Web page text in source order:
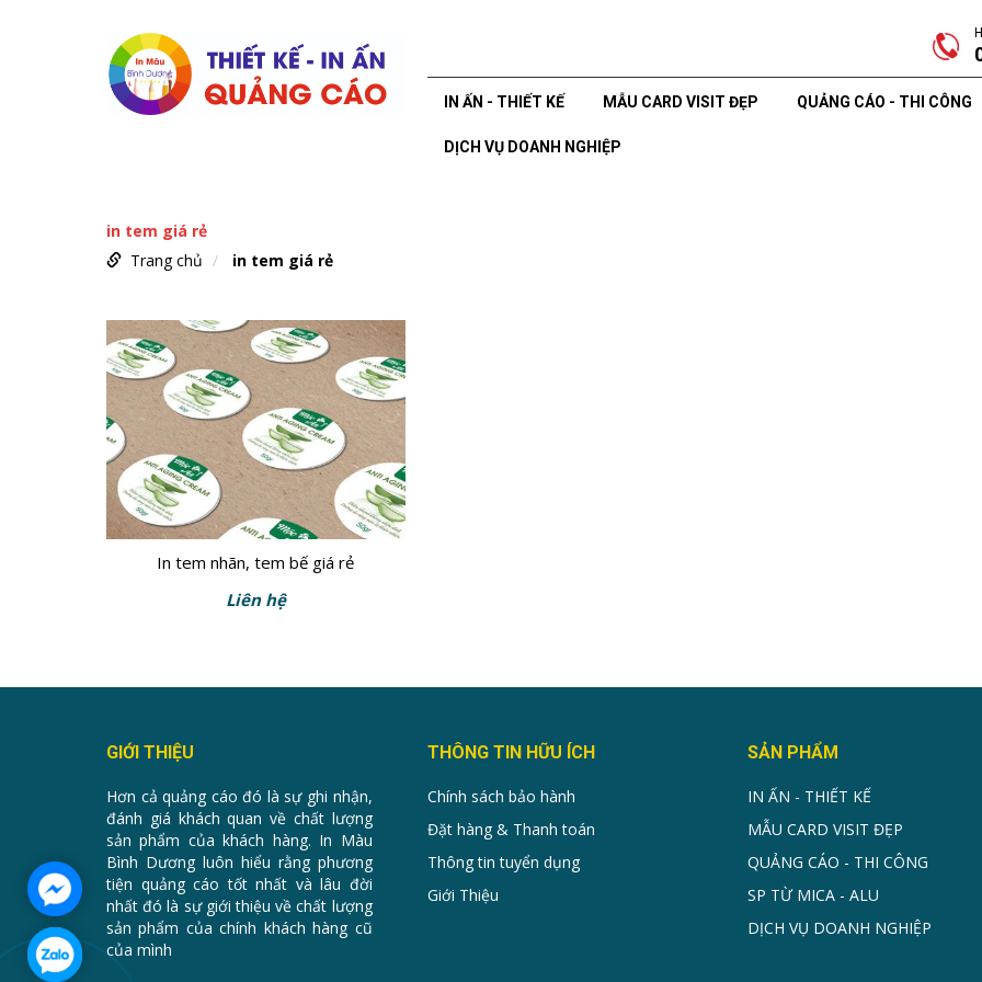
IN ẤN - THIẾT KẾ MẪU CARD VISIT ĐẸP QUẢNG CÁO - THI CÔNG
DỊCH VỤ DOANH NGHIỆP
in tem giá rẻ
Trang chủ
in tem giá rẻ
In tem nhãn, tem bế giá rẻ
Liên hệ
GIỚI THIỆU
Hơn cả quảng cáo đó là sự ghi nhận,
đánh giá khách quan về chất lượng
sản phẩm của khách hàng. In Màu
Bình Dương luôn hiểu rằng phương
tiện quảng cáo tốt nhất và lâu đời
nhất đó là sự giới thiệu về chất lượng
sản phẩm của chính khách hàng cũ
của mình
THÔNG TIN HỮU ÍCH
Chính sách bảo hành
Đặt hàng & Thanh toán
Thông tin tuyển dụng
Giới Thiệu
SẢN PHẨM
IN ẤN - THIẾT KẾ
MẪU CARD VISIT ĐẸP
QUẢNG CÁO - THI CÔNG
SP TỪ MICA - ALU
DỊCH VỤ DOANH NGHIỆP